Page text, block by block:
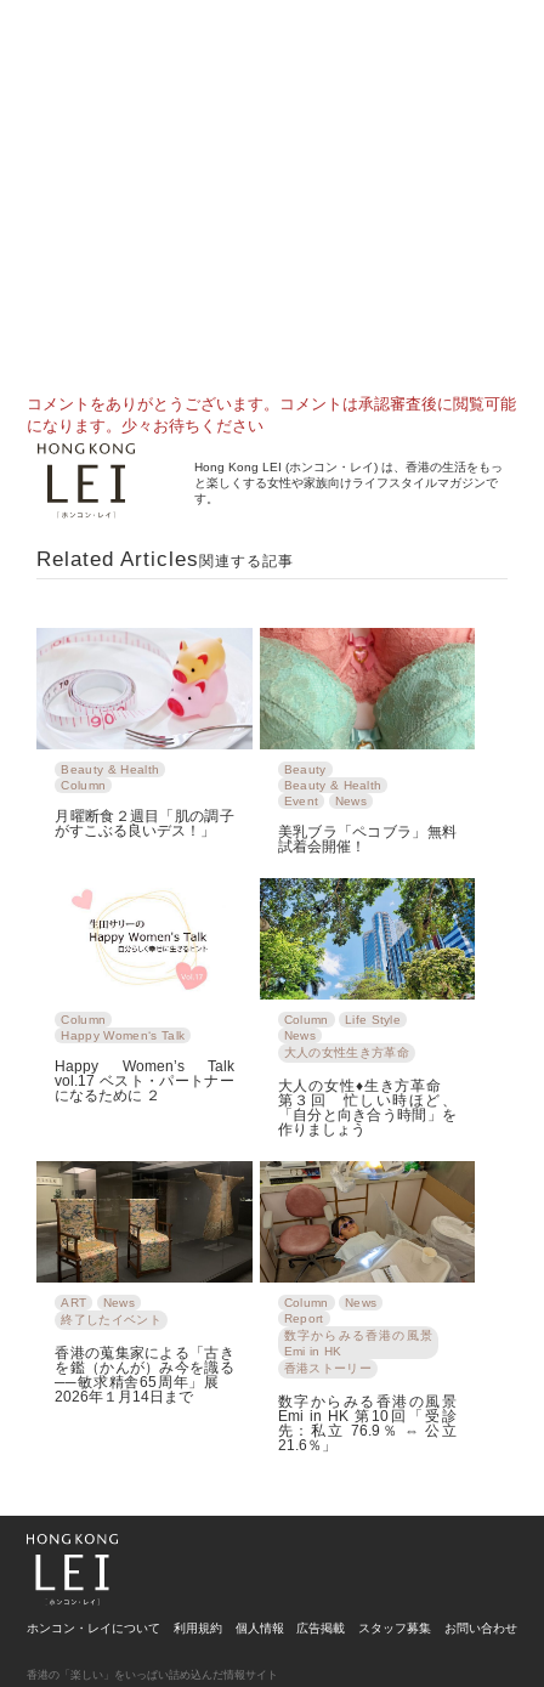
コメントをありがとうございます。コメントは承認審査後に閲覧可能
になります。少々お待ちください
Hong Kong LEI (ホンコン・レイ) は、香港の生活をもっ
と楽しくする女性や家族向けライフスタイルマガジンで
す。
Related Articles 関連する記事
Beauty & Health
Column
月曜断食２週目「肌の調子
がすこぶる良いデス！」
Beauty
Beauty & Health
Event
News
美乳ブラ「ペコブラ」無料
試着会開催！
Column
Happy Women‘s Talk
Happy Women’s Talk
vol.17 ベスト・パートナー
になるために ２
Column
Life Style
News
大人の女性生き方革命
大人の女性♦生き方革命
第３回 忙しい時ほど、
「自分と向き合う時間」を
作りましょう
ART
News
終了したイベント
香港の蒐集家による「古き
を鑑（かんが）み今を識る
──敏求精舎65周年」展
2026年１月14日まで
Column
News
Report
数字からみる香港の風景
Emi in HK
香港ストーリー
数字からみる香港の風景
Emi in HK 第10回「受診
先：私立 76.9％ ⇔ 公立
21.6％」
ホンコン・レイについて 利用規約 個人情報 広告掲載 スタッフ募集 お問い合わせ
香港の「楽しい」をいっぱい詰め込んだ情報サイト